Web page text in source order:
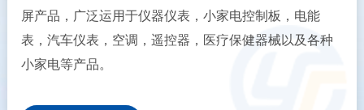
屏产品，广泛运用于仪器仪表，小家电控制板，电能
表，汽车仪表，空调，遥控器，医疗保健器械以及各种
小家电等产品。